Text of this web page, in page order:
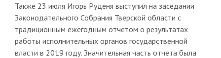
Также 23 июля Игорь Руденя выступил на заседании
Законодательного Собрания Тверской области с
традиционным ежегодным отчетом о результатах
работы исполнительных органов государственной
власти в 2019 году. Значительная часть отчета была